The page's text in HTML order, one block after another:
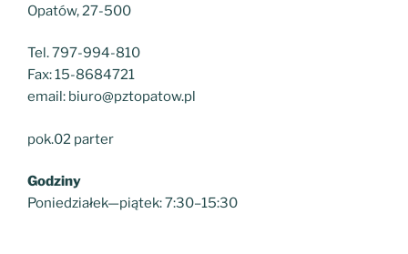
Opatów, 27-500
Tel. 797-994-810
Fax: 15-8684721
email: biuro@pztopatow.pl
pok.02 parter
Godziny
Poniedziałek—piątek: 7:30–15:30